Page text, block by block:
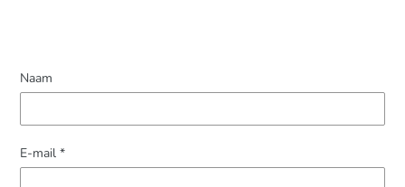
Naam
E-mail *